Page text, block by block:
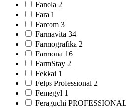
Fanola 2
Fara 1
Farcom 3
Farmavitа 34
Farmografika 2
Farmona 16
FarmStay 2
Fekkai 1
Felps Professional 2
Femegyl 1
Feraguchi